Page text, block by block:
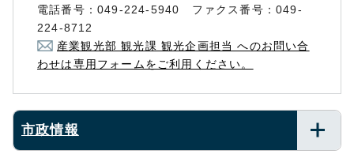
電話番号：049-224-5940 ファクス番号：049-
224-8712
産業観光部 観光課 観光企画担当 へのお問い合
わせは専用フォームをご利用ください。
市政情報